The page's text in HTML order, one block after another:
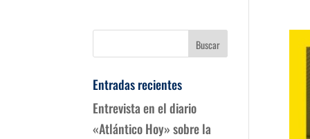
Entradas recientes
Entrevista en el diario
«Atlántico Hoy» sobre la